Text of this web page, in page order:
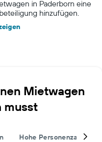
in Paderborn eine
hinzufügen.
Mietwagen
musst
Hohe Personenzahl